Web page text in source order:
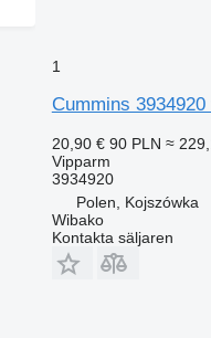
1
Cummins
20,90 € 90 PLN ≈
Vipparm
3934920
Polen, Kojszówka
Wibako
Kontakta säljaren